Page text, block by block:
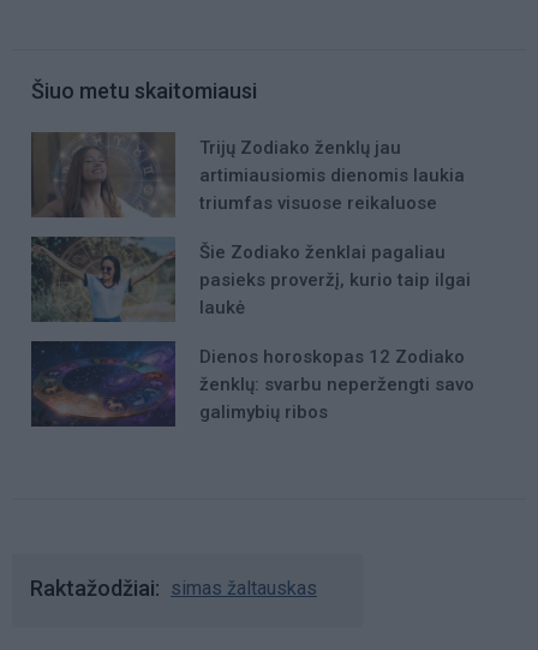
Šiuo metu skaitomiausi
Trijų Zodiako ženklų jau
artimiausiomis dienomis laukia
triumfas visuose reikaluose
Šie Zodiako ženklai pagaliau
pasieks proveržį, kurio taip ilgai
laukė
Dienos horoskopas 12 Zodiako
ženklų: svarbu neperžengti savo
galimybių ribos
Raktažodžiai simas žaltauskas